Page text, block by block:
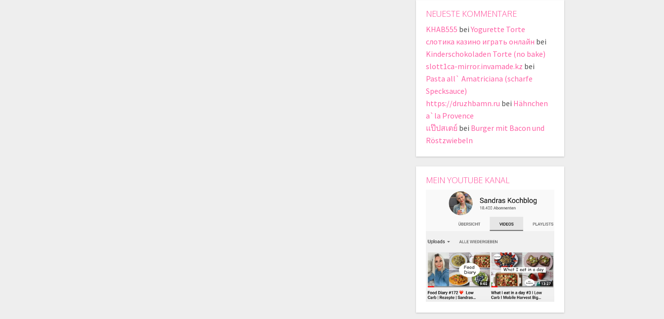
NEUESTE KOMMENTARE
KHAB555 beiYogurette Torte
слотика казино играть онлайн bei
Kinderschokoladen Torte (no bake)
slott1ca-mirror.invamade.kz bei
Pasta all` Amatriciana (scharfe
Specksauce)
https://druzhbamn.ru bei Hähnchen
a`la Provence
แป๊ปสเตย์ bei Burger mit Bacon und
Röstzwiebeln
MEIN YOUTUBE KANAL